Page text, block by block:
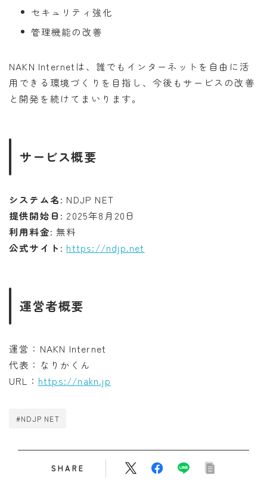
セキュリティ強化
管理機能の改善
NAKN Internetは、誰でもインターネットを自由に活
用できる環境づくりを目指し、今後もサービスの改善
と開発を続けてまいります。
サービス概要
システム名: NDJP NET
提供開始日: 2025年8月20日
利用料金: 無料
公式サイト: https://ndjp.net
運営者概要
運営：NAKN Internet
代表：なりかくん
URL： https://nakn.jp
#NDJP NET
SHARE